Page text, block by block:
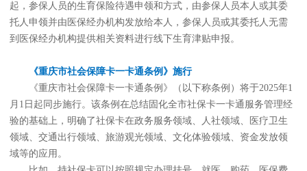
起，参保人员的生育保险待遇申领和方式，由参保人员本人或其委
托人申领并由医保经办机构发放给本人，参保人员或其委托人无需
到医保经办机构提供相关资料进行线下生育津贴申报。
《重庆市社会保障卡一卡通条例》施行
《重庆市社会保障卡一卡通条例》（以下称条例）将于2025年1
月1日起同步施行。该条例在总结固化全市社保卡一卡通服务管理经
验的基础上，明确了社保卡在政务服务领域、人社领域、医疗卫生
领域、交通出行领域、旅游观光领域、文化体验领域、资金发放领
域等的应用。